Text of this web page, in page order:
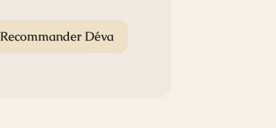
Recommander Déva